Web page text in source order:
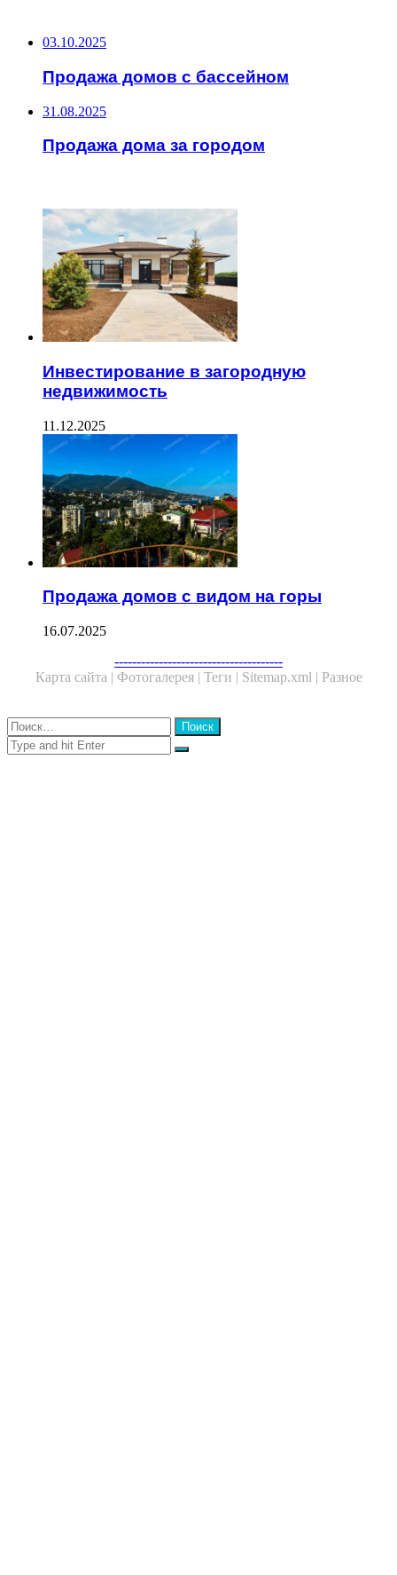
03.10.2025
Продажа домов с бассейном
31.08.2025
Продажа дома за городом
Инвестирование в загородную
недвижимость
11.12.2025
Продажа домов с видом на горы
16.07.2025
--------------------------------------
Карта сайта | Фотогалерея | Теги | Sitemap.xml | Разное
Close
Найти:
Close
Search